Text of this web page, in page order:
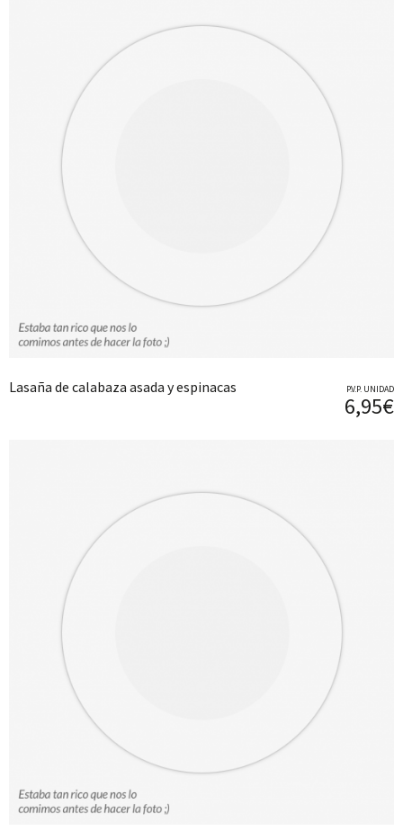
Lasaña de calabaza asada y espinacas P.V.P. UNIDAD
6,95€